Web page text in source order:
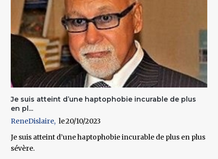
Je suis atteint d’une haptophobie incurable de plus
en pl...
ReneDislaire
20/10/2023
Je suis atteint d’une haptophobie incurable de plus en plus
sévère.